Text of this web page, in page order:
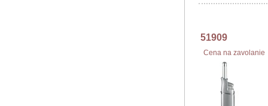
51909
Cena na zavolanie